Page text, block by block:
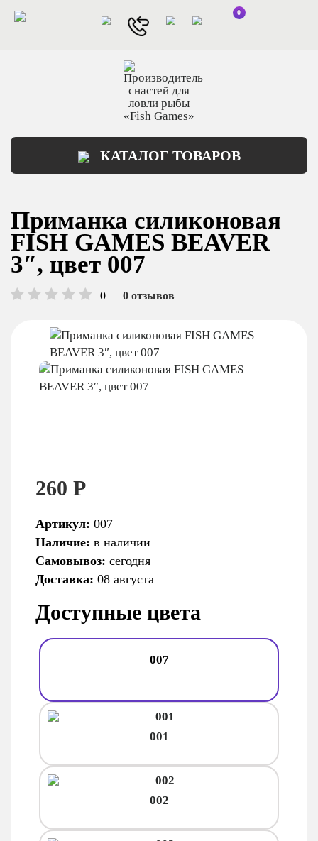
КАТАЛОГ ТОВАРОВ
Приманка силиконовая
FISH GAMES BEAVER
3″, цвет 007
0 0 отзывов
260 Р
Артикул: 007
Наличие: в наличии
Самовывоз: сегодня
Доставка: 08 августа
Доступные цвета
007
001
002